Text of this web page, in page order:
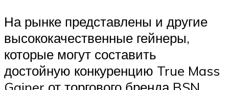
На рынке представлены и другие
высококачественные гейнеры,
которые могут составить
достойную конкуренцию True Mass